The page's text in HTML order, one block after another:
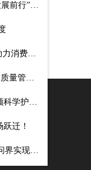
龙泉街道百工堰社区“交流学习共进 赋能发展前行”百工堰社区外出
享受高达20%补贴，美的壁挂炉多重优惠助力消费者以旧换新
实力见证！星坤控股旗下东莞星坤ISO9001质量管理体系复审成功！
诺泰护腰带三大亮点闪耀签约发布会，引领科学护腰新篇章
迁！
同比大增140%！赛力斯披露1月产销快报 问界实现量价双升